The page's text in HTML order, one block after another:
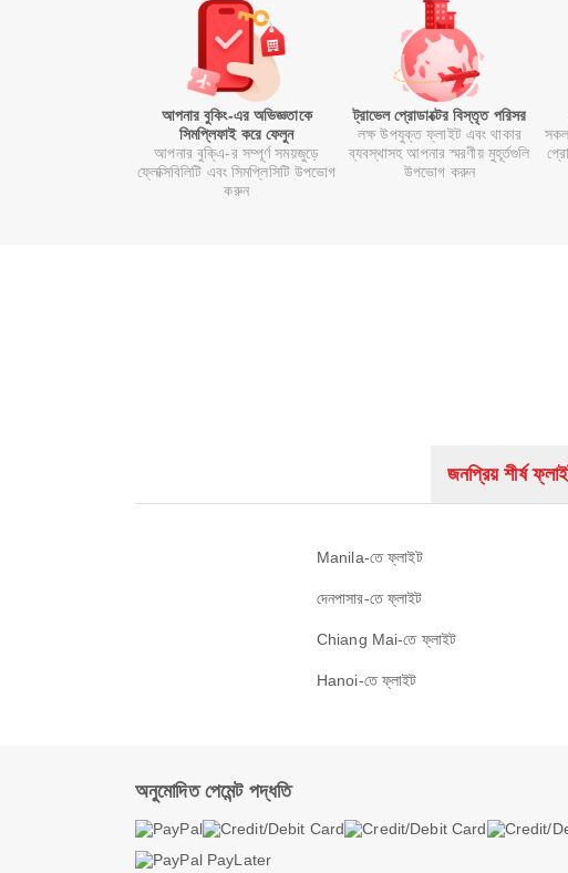
আপনার বুকিং-এর অভিজ্ঞতাকে
সিমপ্লিফাই করে ফেলুন
আপনার বুকি্এ-র সম্পূর্ণ সময়জুড়ে
ফ্লেক্সিবিলিটি এবং সিমপ্লিসিটি উপভোগ
করুন
ট্রাভেল প্রোডাক্টের বিস্তৃত পরিসর
লক্ষ উপযুক্ত ফ্লাইট এবং থাকার
ব্যবস্থাসহ আপনার স্মরণীয় মুহূর্তগুলি
উপভোগ করুন
সকল
জনপ্রিয় শীর্ষ
Manila-তে ফ্লাইট
দেনপাসার-তে ফ্লাইট
Chiang Mai-তে ফ্লাইট
Hanoi-তে ফ্লাইট
অনুমোদিত পেমেন্ট পদ্ধতি